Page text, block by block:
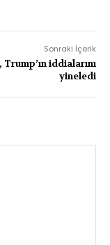
Sonraki İçerik
iddialarını
yineledi